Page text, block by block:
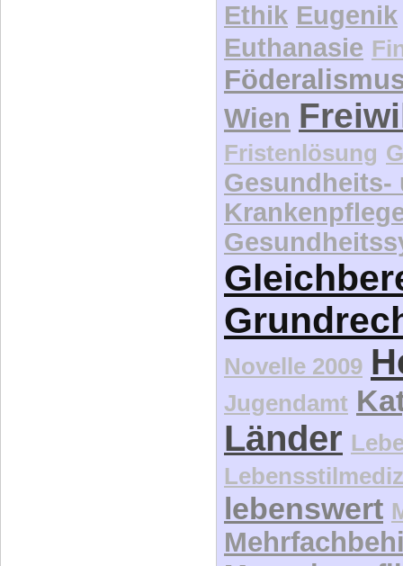
Ethik Eugenik
Euthanasie
Wien
Fristenlösung
Gesundheits-
Novelle 2009
Jugendamt
Länder
lebenswert